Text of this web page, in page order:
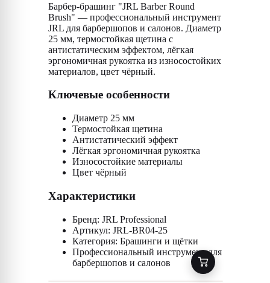
Барбер-брашинг "JRL Barber Round
Brush" — профессиональный инструмент
JRL для барбершопов и салонов. Диаметр
25 мм, термостойкая щетина с
антистатическим эффектом, лёгкая
эргономичная рукоятка из износостойких
материалов, цвет чёрный.
Ключевые особенности
Диаметр 25 мм
Термостойкая щетина
Антистатический эффект
Лёгкая эргономичная рукоятка
Износостойкие материалы
Цвет чёрный
Характеристики
Бренд: JRL Professional
Артикул: JRL-BR04-25
Категория: Брашинги и щётки
Профессиональный инструмент для
барбершопов и салонов